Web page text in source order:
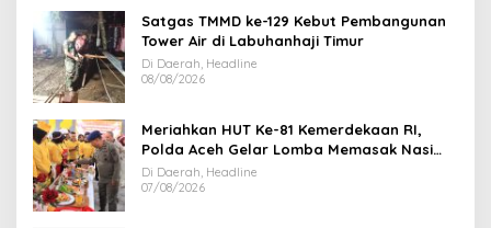
Satgas TMMD ke-129 Kebut Pembangunan
Tower Air di Labuhanhaji Timur
Di Daerah, Headline
08/08/2026
Meriahkan HUT Ke-81 Kemerdekaan RI,
Polda Aceh Gelar Lomba Memasak Nasi
Goreng dan Aneka Minuman
Di Daerah, Headline
07/08/2026